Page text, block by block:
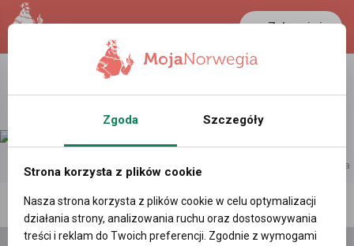
Zaloguj się
reklama
Polecane profile Filtr wyszukiwań
Zgoda Szczegóły
Strona korzysta z plików cookie
Nasza strona korzysta z plików cookie w celu optymalizacji
działania strony, analizowania ruchu oraz dostosowywania
treści i reklam do Twoich preferencji. Zgodnie z wymogami